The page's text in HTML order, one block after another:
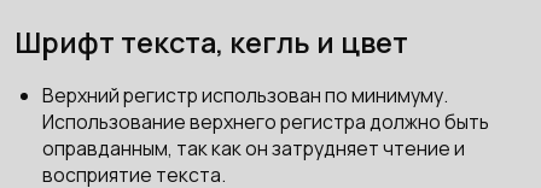
Шрифт текста, кегль и цвет
Верхний регистр использован по минимуму.
Использование верхнего регистра должно быть
оправданным, так как он затрудняет чтение и
восприятие текста.